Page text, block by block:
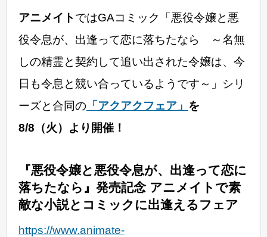
アニメイトではGAコミック「悪役令嬢と悪
役令息が、出逢って恋に落ちたなら ～名無
しの精霊と契約して追い出された令嬢は、今
日も令息と競い合っているようです～」シリ
ーズと合同の 「アクアクフェア」 を
8/8（火）より開催！
『悪役令嬢と悪役令息が、出逢って恋に
落ちたなら』発売記念 アニメイトで素
敵な小説とコミックに出逢えるフェア
https://www.animate-